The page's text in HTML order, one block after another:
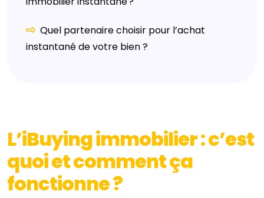
Quel partenaire choisir pour l’achat
instantané de votre bien ?
L’iBuying immobilier : c’est
quoi et comment ça
fonctionne ?